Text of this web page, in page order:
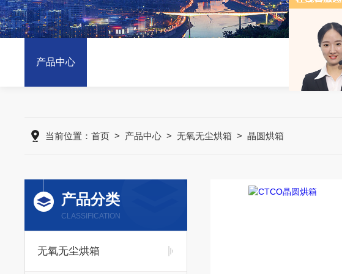
产品中心
当前位置：首页 > 产品中心 >无氧无尘烘箱 >晶圆烘箱
产品分类
CLASSIFICATION
无氧无尘烘箱